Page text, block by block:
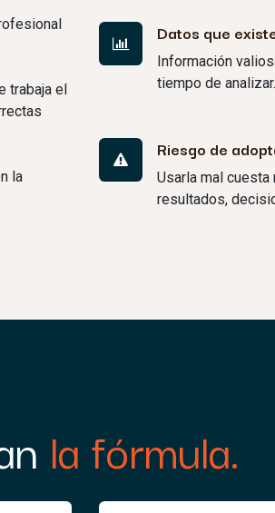
trabaja el
la
Datos que
Información
tiempo de analizar.
Riesgo de
Usarla mal cuesta
resultados,
la fórmula.